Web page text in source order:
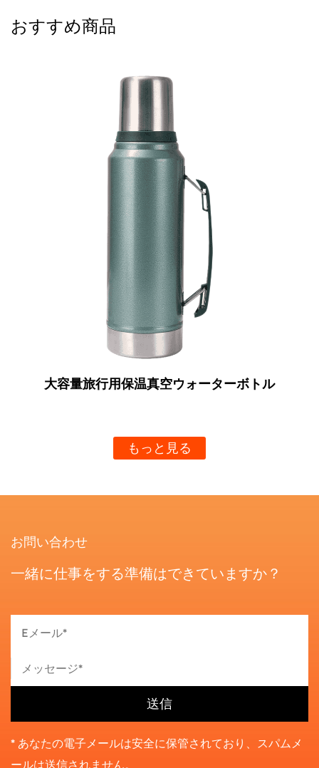
おすすめ商品
ォーターボトル
サマー真空ソーダタンブラ
お問い合わせ
一緒に仕事をする準備はできていますか？
* あなたの電子メールは安全に保管されており、スパムメ
ールは送信されません。